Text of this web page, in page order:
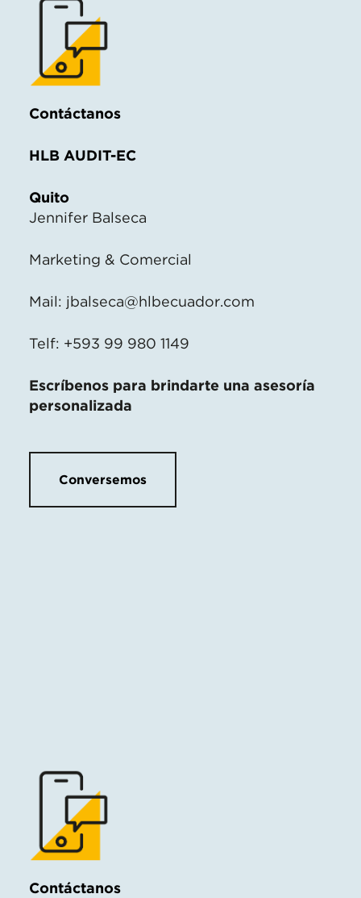
Contáctanos
HLB AUDIT-EC
Quito
Jennifer Balseca
Marketing & Comercial
Mail: jbalseca@hlbecuador.com
Telf: +593 99 980 1149
Escríbenos para brindarte una asesoría
personalizada
Conversemos
Contáctanos